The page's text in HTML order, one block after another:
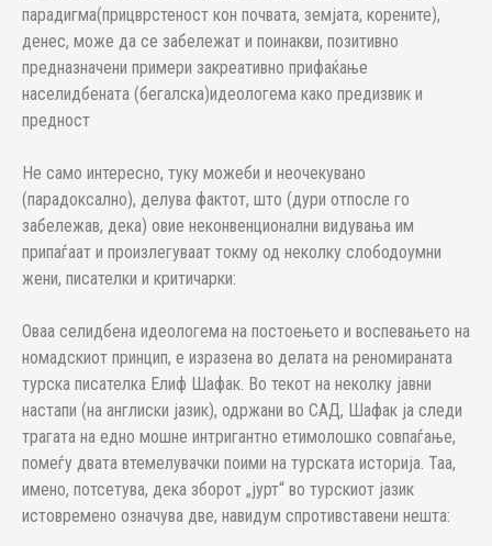
парадигма(прицврстеност кон почвата, земјата, корените),
денес, може да се забележат и поинакви, позитивно
предназначени примери закреативно прифаќање
населидбената (бегалска)идеологема како предизвик и
предност
Не само интересно, туку можеби и неочекувано
(парадоксално), делува фактот, што (дури отпосле го
забележав, дека) овие неконвенционални видувања им
припаѓаат и произлегуваат токму од неколку слободоумни
жени, писателки и критичарки:
Оваа селидбена идеологема на постоењето и воспевањето на
номадскиот принцип, е изразена во делата на реномираната
турска писателка Елиф Шафак. Во текот на неколку јавни
настапи (на англиски јазик), одржани во САД, Шафак ја следи
трагата на едно мошне интригантно етимолошко совпаѓање,
помеѓу двата втемелувачки поими на турската историја. Таа,
имено, потсетува, дека зборот „јурт“ во турскиот јазик
истовремено означува две, навидум спротивставени нешта: